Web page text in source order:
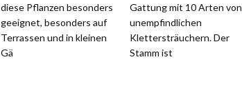
diese Pflanzen besonders
geeignet, besonders auf
Terrassen und in kleinen
Gä
Gattung mit 10 Arten von
unempfindlichen
Klettersträuchern. Der
Stamm ist